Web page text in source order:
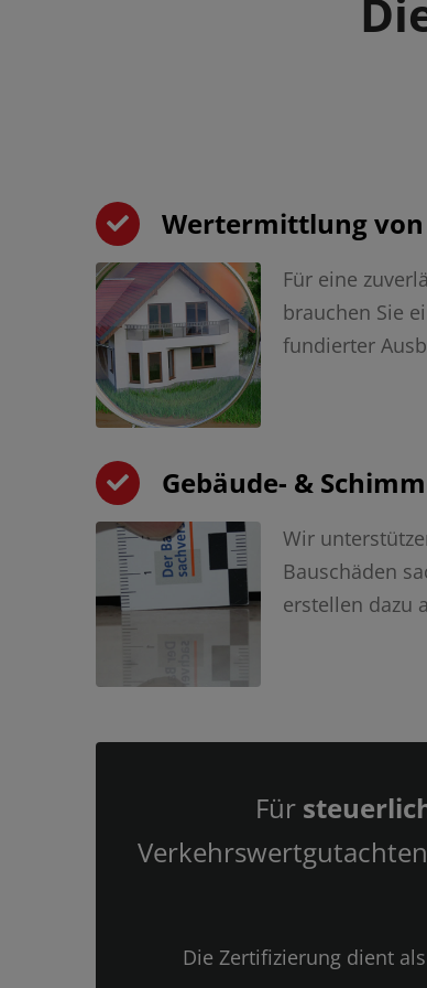
Wertermittlung
Für eine
brauchen Sie
fundierter
Gebäude- &
Wir
Bauschäden
erstellen dazu
Für
Die Zertifizierung dient